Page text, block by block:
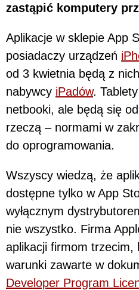
zastąpić komputery
Aplikacje w sklepie App
posiadaczy urządzeń
od 3 kwietnia będą z
nabywcy iPadów.
netbooki, ale będą się
rzeczą – normami w
do oprogramowania.
Wszyscy wiedzą, że
dostępne tylko w App
wyłącznym
nie wszystko. Firma
aplikacji firmom trzecim,
warunki zawarte w
Developer Program